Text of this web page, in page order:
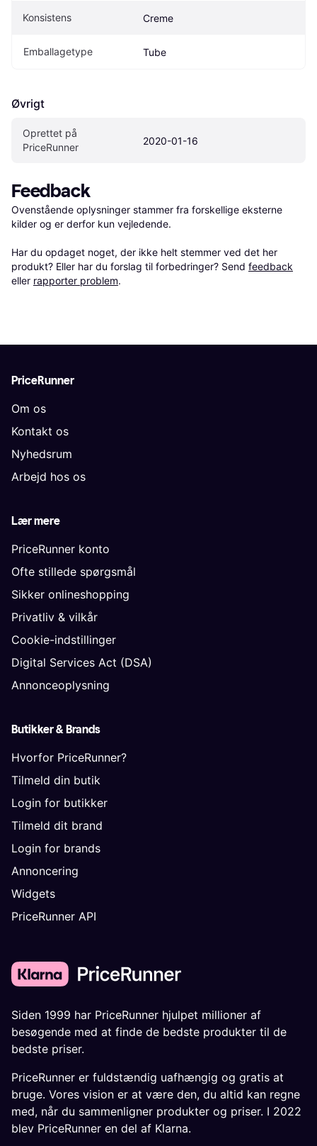
Konsistens Creme
Emballagetype Tube
Øvrigt
Oprettet på
PriceRunner
2020-01-16
Feedback
Ovenstående oplysninger stammer fra forskellige eksterne
kilder og er derfor kun vejledende.
Har du opdaget noget, der ikke helt stemmer ved det her
produkt? Eller har du forslag til forbedringer? Send feedback
eller rapporter problem.
PriceRunner
Om os
Kontakt os
Nyhedsrum
Arbejd hos os
Lær mere
PriceRunner konto
Ofte stillede spørgsmål
Sikker onlineshopping
Privatliv & vilkår
Cookie-indstillinger
Digital Services Act (DSA)
Annonceoplysning
Butikker & Brands
Hvorfor PriceRunner?
Tilmeld din butik
Login for butikker
Tilmeld dit brand
Login for brands
Annoncering
Widgets
PriceRunner API
Siden 1999 har PriceRunner hjulpet millioner af
besøgende med at finde de bedste produkter til de
bedste priser.
PriceRunner er fuldstændig uafhængig og gratis at
bruge. Vores vision er at være den, du altid kan regne
med, når du sammenligner produkter og priser. I 2022
blev PriceRunner en del af Klarna.